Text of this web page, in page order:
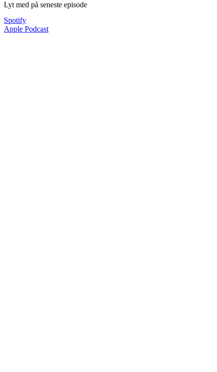
Lyt med på seneste episode
Spotify
Apple Podcast